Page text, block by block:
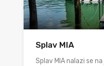
Splav MIA
Splav MIA nalazi se